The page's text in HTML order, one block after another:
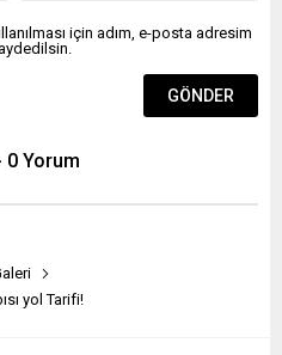
için adım, e-posta adresim
0 Yorum
yol Tarifi!